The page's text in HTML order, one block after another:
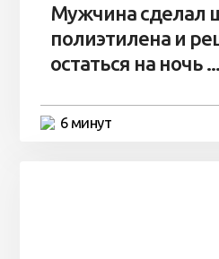
Мужчина сделал
полиэтилена и
остаться на ночь ...
6 минут